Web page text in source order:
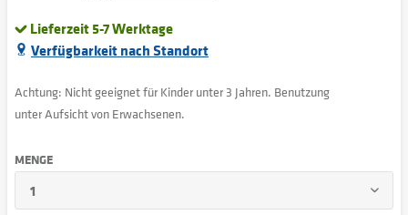
Lieferzeit 5-7 Werktage
Verfügbarkeit nach Standort
Achtung: Nicht geeignet für Kinder unter 3 Jahren. Benutzung
unter Aufsicht von Erwachsenen.
MENGE